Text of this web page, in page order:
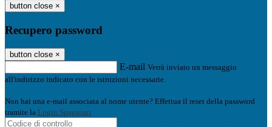
button close ×
Recupero password
button close ×
E-mail Verrà inviato un messaggio
all'indirizzo indicato con le istruzioni necessarie.
Non hai una e-mail associata al nome utente? Effettua il reset della password
tramite la Login Spaggiari